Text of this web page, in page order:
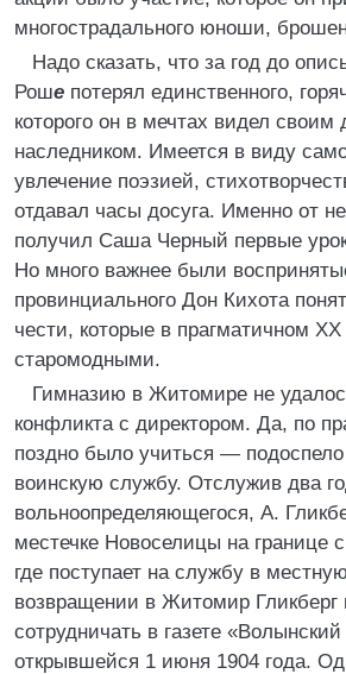
многострадального юноши,
Надо сказать, что за год до
Роше потерял единственного,
которого он в мечтах видел своим
наследником. Имеется в виду
увлечение поэзией,
отдавал часы досуга. Именно от
получил Саша Черный первые
Но много важнее были
провинциального Дон Кихота
чести, которые в прагматичном
старомодными.
Гимназию в Житомире не
конфликта с директором. Да, по
поздно было учиться —
воинскую службу. Отслужив два
вольноопределяющегося, А.
местечке Новоселицы на границе
где поступает на службу в
возвращении в Житомир Гликберг
сотрудничать в газете «Волынский
открывшейся 1 июня 1904 года.